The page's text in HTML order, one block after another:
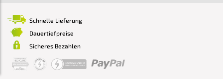
Schnelle Lieferung
Dauertiefpreise
Sicheres Bezahlen